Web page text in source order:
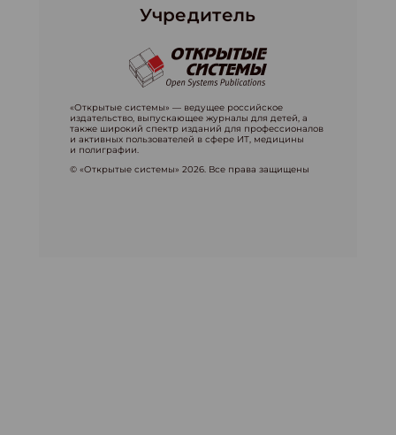
Учредитель
«Открытые системы» — ведущее российское
издательство, выпускающее журналы для детей, а
также широкий спектр изданий для профессионалов
и активных пользователей в сфере ИТ, медицины
и полиграфии.
© «Открытые системы» 2026. Все права защищены